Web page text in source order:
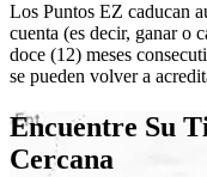
Los Puntos EZ caducan
cuenta (es decir, ganar o
doce (12) meses
se pueden volver a
Encuentre Su
Cercana